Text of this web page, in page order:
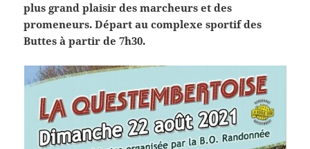
plus grand plaisir des marcheurs et des
promeneurs. Départ au complexe sportif des
Buttes à partir de 7h30.